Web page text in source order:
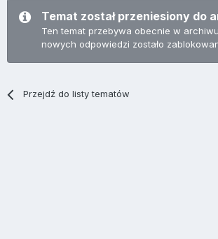
Temat został przeniesiony do
Ten temat przebywa obecnie w
nowych odpowiedzi zostało
Przejdź do listy tematów